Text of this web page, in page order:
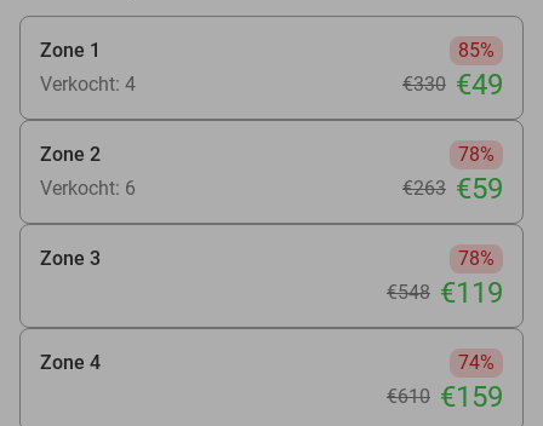
Zone 1
85%
Verkocht: 4
€330 €49
Zone 2
78%
Verkocht: 6
€263 €59
Zone 3
78%
€548 €119
Zone 4
74%
€610 €159